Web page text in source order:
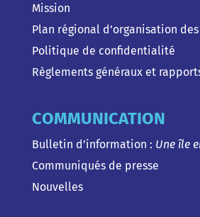
Mission
Plan régional d’organisation
Politique de confidentialité
Règlements généraux et
COMMUNICATION
Bulletin d’information : Une île
Communiqués de presse
Nouvelles